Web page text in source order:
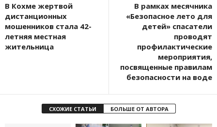
В Кохме жертвой
дистанционных
мошенников стала 42-
летняя местная
жительница
В рамках месячника
«Безопасное лето для
детей» спасатели
проводят
профилактические
мероприятия,
посвященные правилам
безопасности на воде
СХОЖИЕ СТАТЬИ БОЛЬШЕ ОТ АВТОРА